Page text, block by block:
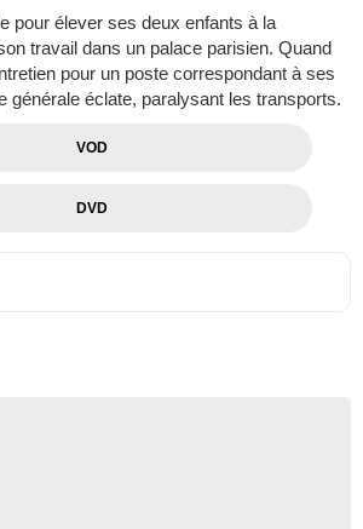
pour élever ses deux enfants à la
travail dans un palace parisien. Quand
pour un poste correspondant à ses
générale éclate, paralysant les transports.
VOD
DVD